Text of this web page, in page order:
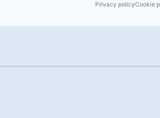
Privacy policyCookie